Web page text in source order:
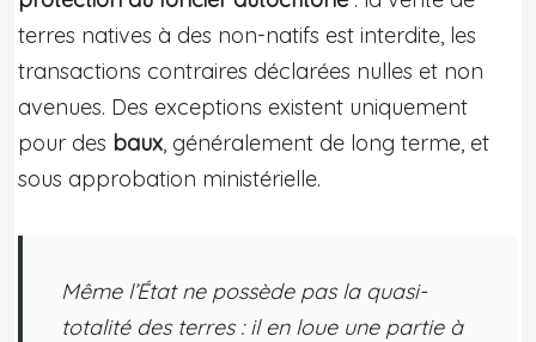
terres natives à des non-natifs est interdite, les
transactions contraires déclarées nulles et non
avenues. Des exceptions existent uniquement
pour des baux, généralement de long terme, et
sous approbation ministérielle.
Même l’État ne possède pas la quasi-
totalité des terres : il en loue une partie à